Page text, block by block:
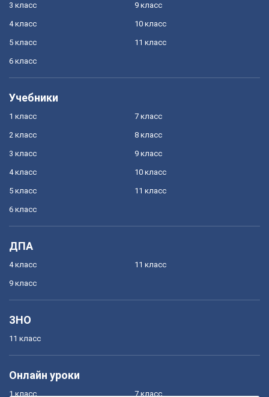
3 класс
4 класс
5 класс
6 класс
9 класс
10 класс
11 класс
Учебники
1 класс
2 класс
3 класс
4 класс
5 класс
6 класс
7 класс
8 класс
9 класс
10 класс
11 класс
ДПА
4 класс
9 класс
11 класс
ЗНО
11 класс
Онлайн уроки
1 класс 7 класс